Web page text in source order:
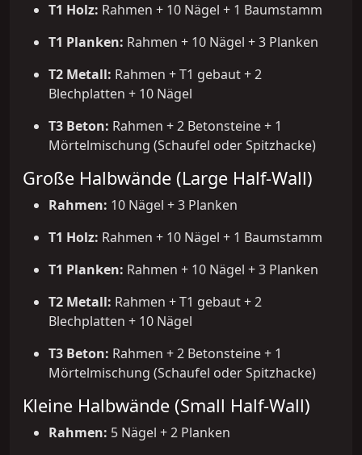
T1 Holz: Rahmen + 10 Nägel + 1 Baumstamm
T1 Planken: Rahmen + 10 Nägel + 3 Planken
T2 Metall: Rahmen + T1 gebaut + 2
Blechplatten + 10 Nägel
T3 Beton: Rahmen + 2 Betonsteine + 1
Mörtelmischung (Schaufel oder Spitzhacke)
Große Halbwände (Large Half-Wall)
Rahmen: 10 Nägel + 3 Planken
T1 Holz: Rahmen + 10 Nägel + 1 Baumstamm
T1 Planken: Rahmen + 10 Nägel + 3 Planken
T2 Metall: Rahmen + T1 gebaut + 2
Blechplatten + 10 Nägel
T3 Beton: Rahmen + 2 Betonsteine + 1
Mörtelmischung (Schaufel oder Spitzhacke)
Kleine Halbwände (Small Half-Wall)
Rahmen: 5 Nägel + 2 Planken